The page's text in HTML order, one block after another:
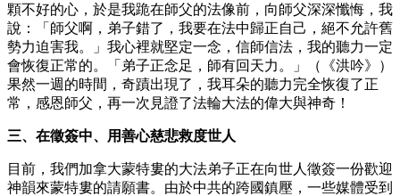
顆不好的心，於是我跪在師父的法像前，向師父深深懺悔，我
說：「師父啊，弟子錯了，我要在法中歸正自己，絕不允許舊
勢力迫害我。」我心裡就堅定一念，信師信法，我的聽力一定
會恢復正常的。「弟子正念足，師有回天力。」（《洪吟》）
果然一週的時間，奇蹟出現了，我耳朵的聽力完全恢復了正
常，感恩師父，再一次見證了法輪大法的偉大與神奇！
三、在徵簽中、用善心慈悲救度世人
目前，我們加拿大蒙特婁的大法弟子正在向世人徵簽一份歡迎
神韻來蒙特婁的請願書。由於中共的跨國鎮壓，一些媒體受到